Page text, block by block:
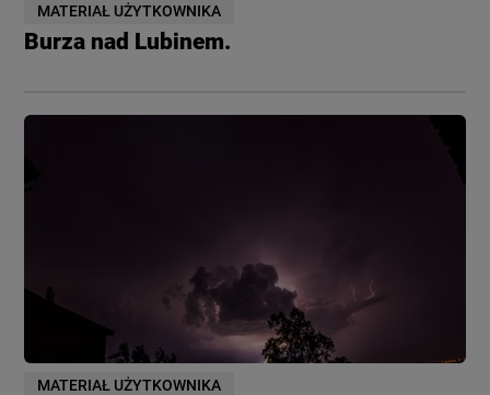
MATERIAŁ UŻYTKOWNIKA
Burza nad Lubinem.
MATERIAŁ UŻYTKOWNIKA